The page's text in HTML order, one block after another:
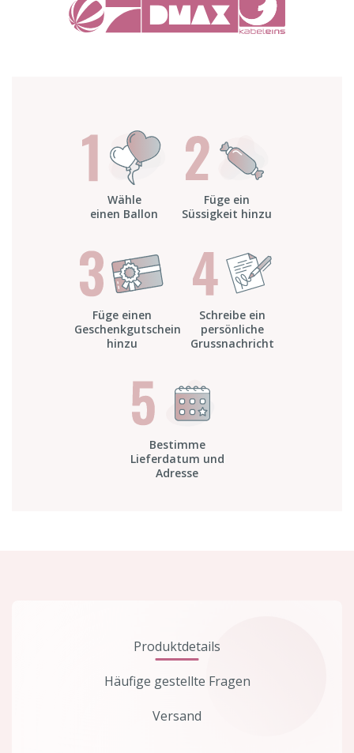
Wähle
einen Ballon
Füge ein
Süssigkeit hinzu
Füge einen
Geschenkgutschein
hinzu
Schreibe ein
persönliche
Grussnachricht
Bestimme
Lieferdatum und
Adresse
Produktdetails
Häufige gestellte Fragen
Versand